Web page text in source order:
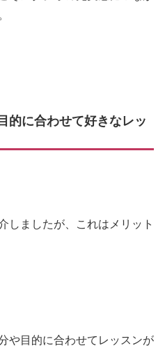
的に合わせて好きなレッ
しましたが、これはメリット
や目的に合わせてレッスンが